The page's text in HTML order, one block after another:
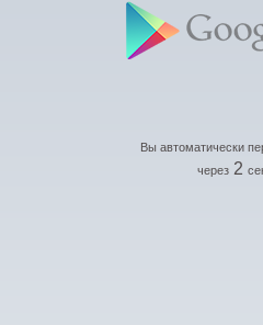
Вы автоматически
через 2